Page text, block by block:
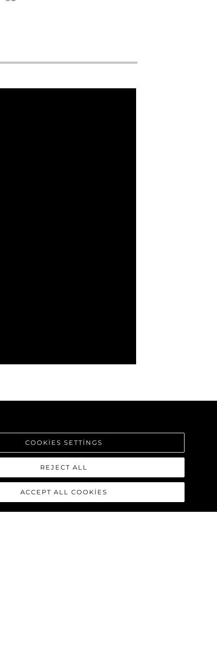
COOKIES SETTINGS
REJECT ALL
ACCEPT ALL COOKIES